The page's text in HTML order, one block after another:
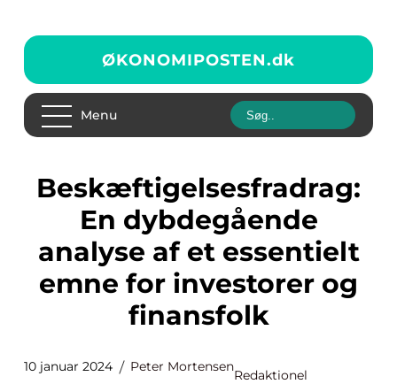
ØKONOMIPOSTEN.dk
Menu
Beskæftigelsesfradrag:
En dybdegående
analyse af et essentielt
emne for investorer og
finansfolk
10 januar 2024 Peter Mortensen
Redaktionel